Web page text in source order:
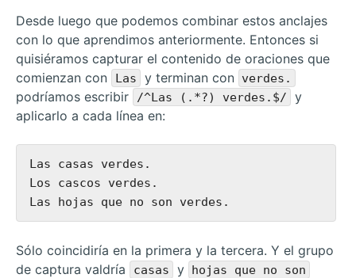
Desde luego que podemos combinar estos anclajes
con lo que aprendimos anteriormente. Entonces si
quisiéramos capturar el contenido de oraciones que
comienzan con
Las y terminan con verdes.
podríamos escribir /^Las (.*?) verdes.$/
y
aplicarlo a cada línea en:
Las casas verdes.
Los cascos verdes.
Sólo coincidiría en la primera y la tercera. Y el grupo
de captura valdría
casas y hojas que no son